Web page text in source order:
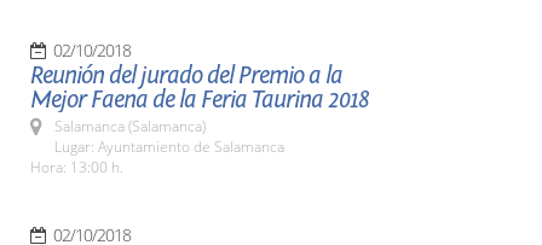
02/10/2018
Reunión del jurado del Premio a la
Mejor Faena de la Feria Taurina 2018
Salamanca (Salamanca)
Lugar: Ayuntamiento de Salamanca
Hora: 13:00 h.
02/10/2018